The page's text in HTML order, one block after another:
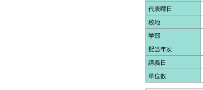
代表曜日
校地
学部
配当年次
講義日
単位数